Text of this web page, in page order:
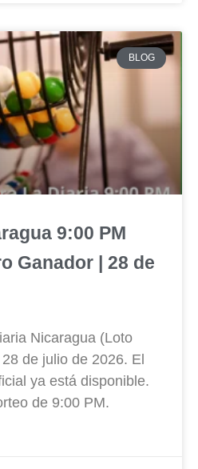
BLOG
9:00 PM
Ganador | 28 de
Nicaragua (Loto
de julio de 2026. El
ya está disponible.
de 9:00 PM.